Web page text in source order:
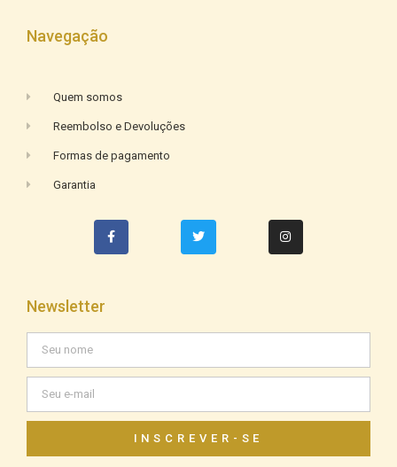
Navegação
Quem somos
Reembolso e Devoluções
Formas de pagamento
Garantia
Newsletter
INSCREVER-SE